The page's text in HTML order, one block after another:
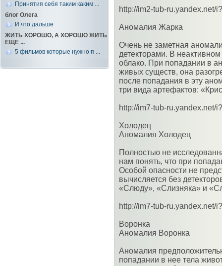
Принятия себя таким каким ...
блог Олега
И что дальше
ЖИТЬ ХОРОШО, А ХОРОШО ЖИТЬ
ЕЩЕ ...
5 фильмов которые нужно п ...
http://im2-tub-ru.yandex.net/
Аномалия Жарка
Очень не заметная
детекторами. В
облако. При попадании в
живых существ, она
после попадания в эту
три вида артефактов:
http://im7-tub-ru.yandex.net/
Холодец
Аномалия Холодец
Полностью не
нам понять, что при
Особой опасности не
вычисляется без
«Слюду», «Слизняка» и
http://im7-tub-ru.yandex.net/
Воронка
Аномалия Воронка
Аномалия
попадании в нее тела